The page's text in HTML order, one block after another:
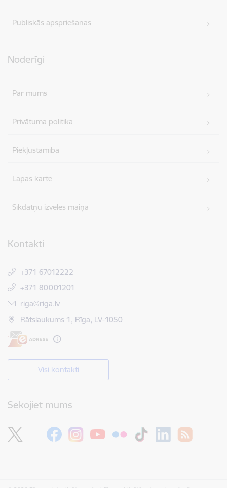
Publiskās apspriešanas
Noderīgi
Par mums
Privātuma politika
Piekļūstamība
Lapas karte
Sīkdatņu izvēles maiņa
Kontakti
+371 67012222
+371 80001201
E-pasts:
riga@riga.lv
Rātslaukums 1, Rīga, LV-1050
Visi kontakti
Sekojiet mums